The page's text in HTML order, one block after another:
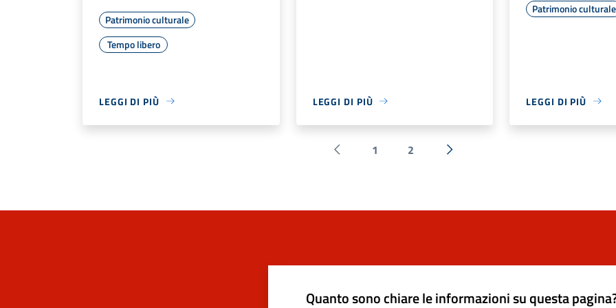
Patrimonio culturale
Tempo libero
LEGGI DI PIÙ LEGGI DI PIÙ
Patrimonio culturale
LEGGI DI PIÙ
Pagina precedente
1 2
Successiva »
Quanto sono chiare le informazioni su questa